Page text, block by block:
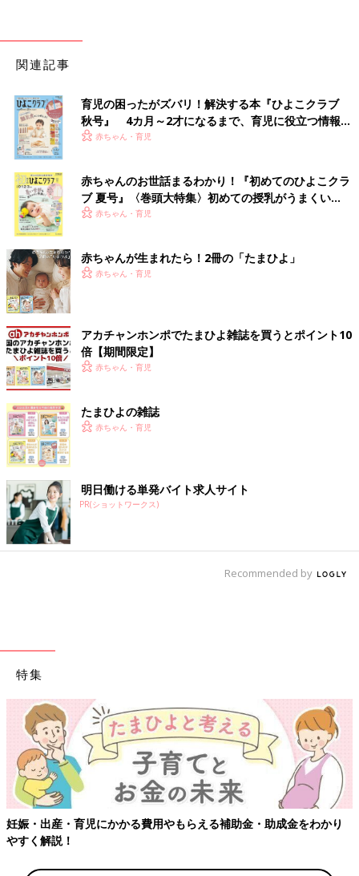
関連記事
育児の困ったがズバリ！解決する本『ひよこクラブ
秋号』 4カ月～2才になるまで、育児に役立つ情報が
いっぱい！
赤ちゃん・育児
赤ちゃんのお世話まるわかり！『初めてのひよこクラ
ブ 夏号』〈巻頭大特集〉初めての授乳がうまくい
く！ おっぱい・ミルクの基本と夏のトラブル 解決テ
赤ちゃん・育児
赤ちゃんが生まれたら！2冊の「たまひよ」
赤ちゃん・育児
アカチャンホンポでたまひよ雑誌を買うとポイント10
倍【期間限定】
赤ちゃん・育児
たまひよの雑誌
赤ちゃん・育児
明日働ける単発バイト求人サイト
PR(ショットワークス)
Recommended by
特集
妊娠・出産・育児にかかる費用やもらえる補助金・助成金をわかり
やすく解説！